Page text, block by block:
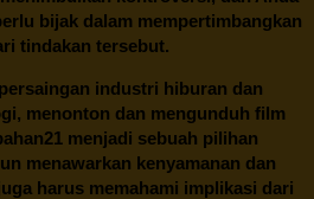
bijak dalam mempertimbangkan
tindakan tersebut.
industri hiburan dan
menonton dan mengunduh film
menjadi sebuah pilihan
menawarkan kenyamanan dan
harus memahami implikasi dari